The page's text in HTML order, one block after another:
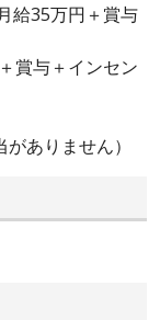
給35万円＋賞与
賞与＋インセン
ありません）